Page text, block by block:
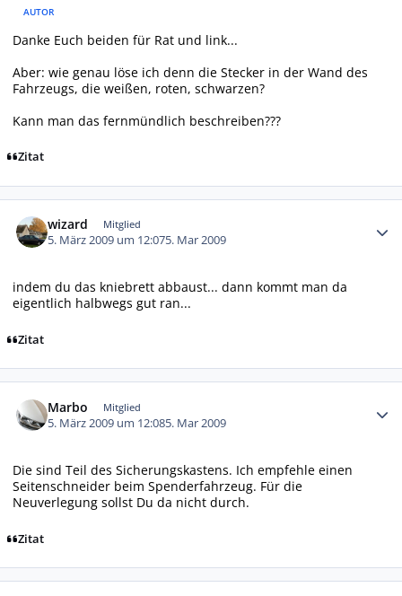
AUTOR
Danke Euch beiden für Rat und link...
Aber: wie genau löse ich denn die Stecker in der Wand des
Fahrzeugs, die weißen, roten, schwarzen?
Kann man das fernmündlich beschreiben???
Zitat
wizard Mitglied
5. März 2009 um 12:075. Mar 2009
indem du das kniebrett abbaust... dann kommt man da
eigentlich halbwegs gut ran...
Zitat
Marbo Mitglied
5. März 2009 um 12:085. Mar 2009
Die sind Teil des Sicherungskastens. Ich empfehle einen
Seitenschneider beim Spenderfahrzeug. Für die
Neuverlegung sollst Du da nicht durch.
Zitat